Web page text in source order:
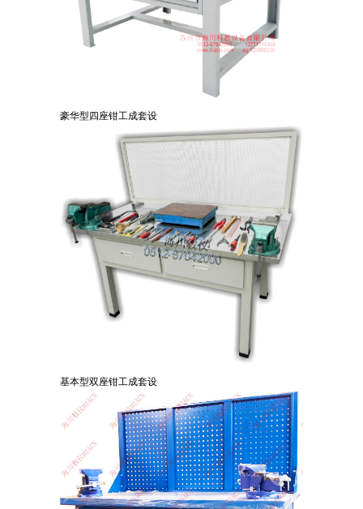
豪华型四座钳工成套设
基本型双座钳工成套设